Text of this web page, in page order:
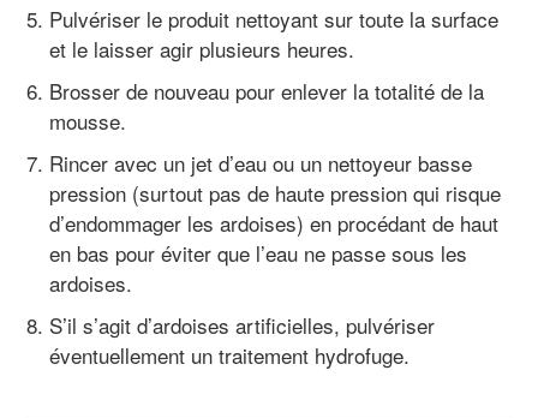
Pulvériser le produit nettoyant sur toute la surface
et le laisser agir plusieurs heures.
Brosser de nouveau pour enlever la totalité de la
mousse.
Rincer avec un jet d’eau ou un nettoyeur basse
pression (surtout pas de haute pression qui risque
d’endommager les ardoises) en procédant de haut
en bas pour éviter que l’eau ne passe sous les
ardoises.
S’il s’agit d’ardoises artificielles, pulvériser
éventuellement un traitement hydrofuge.